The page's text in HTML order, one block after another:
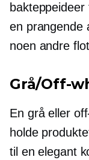
en prangende
noen andre
Grå/Off-
En grå eller
holde
til en elegant